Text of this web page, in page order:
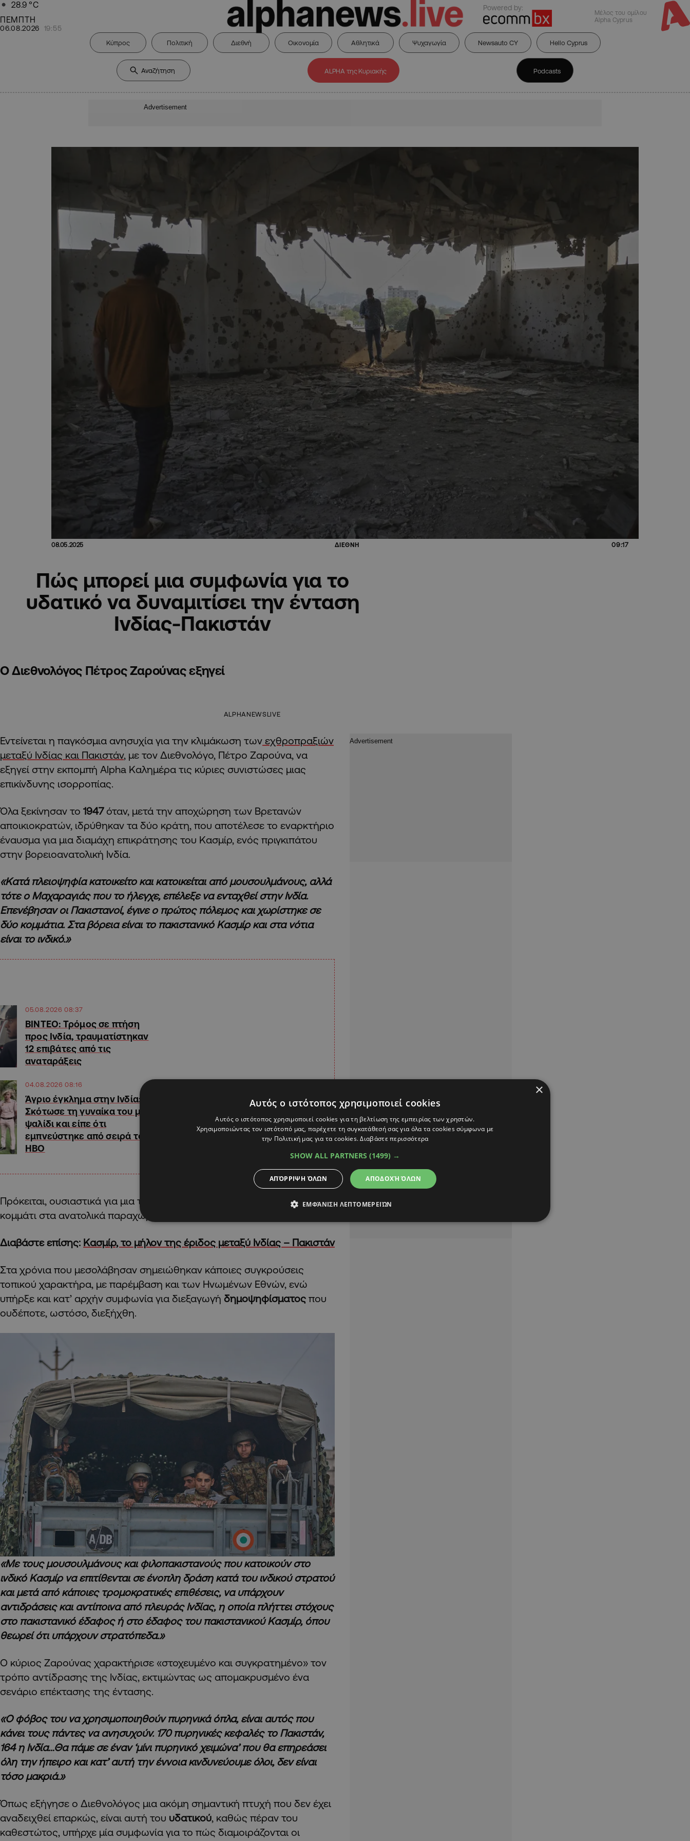
28.9 °C
ΠΕΜΠΤΗ
06.08.2026 19:55
Powered by:
Μέλος του ομίλου
Alpha Cyprus
Κύπρος Πολιτική Διεθνή Οικονομία Αθλητικά Ψυχαγωγία Newsauto CY Hello Cyprus
ALPHA της Κυριακής Podcasts
Advertisement
08.05.2025 ΔΙΕΘΝΗ 09:17
Πώς μπορεί μια συμφωνία για το
υδατικό να δυναμιτίσει την ένταση
Ινδίας-Πακιστάν
Ο Διεθνολόγος Πέτρος Ζαρούνας εξηγεί
ALPHANEWSLIVE
Εντείνεται η παγκόσμια ανησυχία για την κλιμάκωση των εχθροπραξιών
μεταξύ Ινδίας και Πακιστάν, με τον Διεθνολόγο, Πέτρο Ζαρούνα, να
εξηγεί στην εκπομπή Alpha Καλημέρα τις κύριες συνιστώσες μιας
επικίνδυνης ισορροπίας.
Όλα ξεκίνησαν το 1947όταν, μετά την αποχώρηση των Βρετανών
αποικιοκρατών, ιδρύθηκαν τα δύο κράτη, που αποτέλεσε το εναρκτήριο
έναυσμα για μια διαμάχη επικράτησης του Κασμίρ, ενός πριγκιπάτου
στην βορειοανατολική Ινδία.
«Κατά πλειοψηφία κατοικείτο και κατοικείται από μουσουλμάνους, αλλά
τότε ο Μαχαραγιάς που το ήλεγχε, επέλεξε να ενταχθεί στην Ινδία.
Επενέβησαν οι Πακιστανοί, έγινε ο πρώτος πόλεμος και χωρίστηκε σε
δύο κομμάτια. Στα βόρεια είναι το πακιστανικό Κασμίρ και στα νότια
είναι το ινδικό.»
05.08.2026 08:37
ΒΙΝΤΕΟ: Τρόμος σε πτήση
προς Ινδία, τραυματίστηκαν
12 επιβάτες από τις
αναταράξεις
04.08.2026 08:16
Άγριο έγκλημα στην Ινδία:
Σκότωσε τη γυναίκα του με
ψαλίδι και είπε ότι
εμπνεύστηκε από σειρά του
HBO
Πρόκειται, ουσιαστικά για μια τριχοτόμηση του Κασμίρ, καθώς ένα
κομμάτι στα ανατολικά παραχωρήθηκε στην Κίνα.
Διαβάστε επίσης: Κασμίρ, το μήλον της έριδος μεταξύ Ινδίας – Πακιστάν
Στα χρόνια που μεσολάβησαν σημειώθηκαν κάποιες συγκρούσεις
τοπικού χαρακτήρα, με παρέμβαση και των Ηνωμένων Εθνών, ενώ
υπήρξε και κατ’ αρχήν συμφωνία για διεξαγωγή δημοψηφίσματος που
ουδέποτε, ωστόσο, διεξήχθη.
«Με τους μουσουλμάνους και φιλοπακιστανούς που κατοικούν στο
ινδικό Κασμίρ να επιτίθενται σε ένοπλη δράση κατά του ινδικού στρατού
και μετά από κάποιες τρομοκρατικές επιθέσεις, να υπάρχουν
αντιδράσεις και αντίποινα από πλευράς Ινδίας, η οποία πλήττει στόχους
στο πακιστανικό έδαφος ή στο έδαφος του πακιστανικού Κασμίρ, όπου
θεωρεί ότι υπάρχουν στρατόπεδα.»
Ο κύριος Ζαρούνας χαρακτήρισε «στοχευμένο και συγκρατημένο» τον
τρόπο αντίδρασης της Ινδίας, εκτιμώντας ως απομακρυσμένο ένα
σενάριο επέκτασης της έντασης.
«Ο φόβος του να χρησιμοποιηθούν πυρηνικά όπλα, είναι αυτός που
κάνει τους πάντες να ανησυχούν. 170 πυρηνικές κεφαλές το Πακιστάν,
164 η Ινδία…Θα πάμε σε έναν ‘μίνι πυρηνικό χειμώνα’ που θα επηρεάσει
όλη την ήπειρο και κατ’ αυτή την έννοια κινδυνεύουμε όλοι, δεν είναι
τόσο μακριά.»
Όπως εξήγησε ο Διεθνολόγος μια ακόμη σημαντική πτυχή που δεν έχει
αναδειχθεί επαρκώς, είναι αυτή του υδατικού , καθώς πέραν του
καθεστώτος, υπήρχε μία συμφωνία για το πώς διαμοιράζονται οι
×
Αυτός ο ιστότοπος χρησιμοποιεί cookies
Αυτός ο ιστότοπος χρησιμοποιεί cookies για τη βελτίωση της εμπειρίας των χρηστών.
Χρησιμοποιώντας τον ιστότοπό μας, παρέχετε τη συγκατάθεσή σας για όλα τα cookies σύμφωνα με
την Πολιτική μας για τα cookies.Διαβάστε περισσότερα
SHOW ALL PARTNERS (1499) →
ΑΠΟΔΟΧΉ ΌΛΩΝ
ΑΠΌΡΡΙΨΗ ΌΛΩΝ
ΕΜΦΆΝΙΣΗ ΛΕΠΤΟΜΕΡΕΙΏΝ